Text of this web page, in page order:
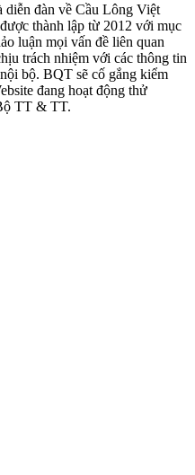
diễn đàn về Cầu Lông Việt
thành lập từ 2012 với mục
luận mọi vấn đề liên quan
trách nhiệm với các thông tin
bộ. BQT sẽ cố gắng kiểm
đang hoạt động thử
TT & TT.